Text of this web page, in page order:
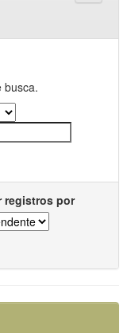
busca.
registros por